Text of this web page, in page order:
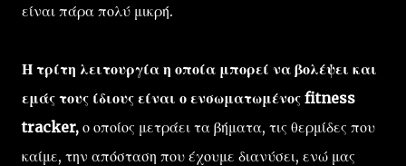
είναι πάρα πολύ μικρή.
Η τρίτη λειτουργία η οποία μπορεί να βολέψει και
εμάς τους ίδιους είναι ο ενσωματωμένος fitness
tracker, ο οποίος μετράει τα βήματα, τις θερμίδες που
καίμε, την απόσταση που έχουμε διανύσει, ενώ μας